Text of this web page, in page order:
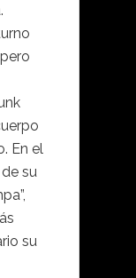
En el
su
su